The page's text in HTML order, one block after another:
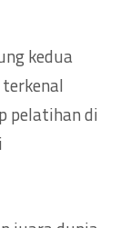
kedua
pelatihan di